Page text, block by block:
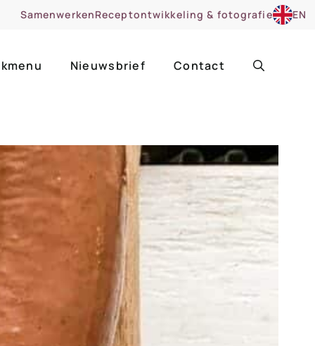
SamenwerkenReceptontwikkeling & fotografie EN
Nieuwsbrief Contact